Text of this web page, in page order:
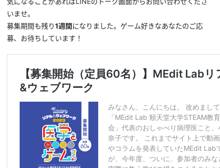
いませ。
募集期間も残り1週間になりました。ゲーム好きなあなたのご応
募、お待ちしています！